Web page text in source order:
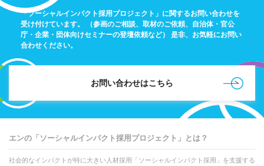
「ソーシャルインパクト採用プロジェクト」に関するお問い合わせを
受け付けています。
（参画のご相談、取材のご依頼、自治体・官公
庁・企業・団体向けセミナーの登壇依頼など）
是非、お気軽にお問い
合わせください。
お問い合わせはこちら
エンの「ソーシャルインパクト採用プロジェクト」とは？
社会的なインパクトが特に大きい人材採用「ソーシャルインパクト採用」を支援する